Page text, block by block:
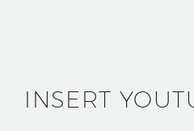
INSERT